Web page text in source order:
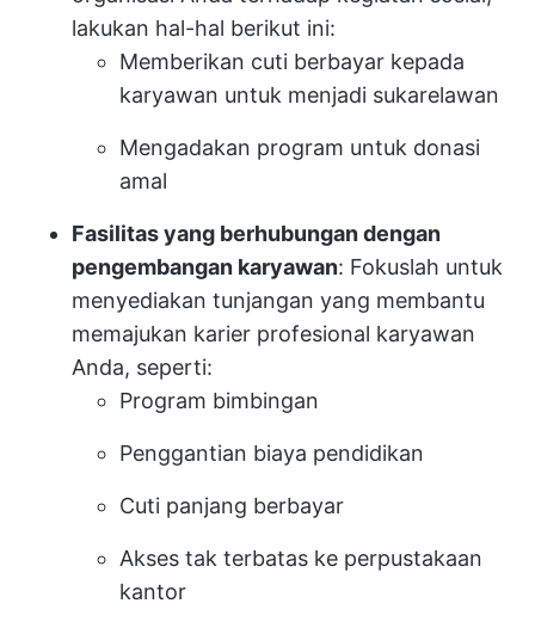
lakukan hal-hal berikut ini:
Memberikan cuti berbayar kepada
karyawan untuk menjadi sukarelawan
Mengadakan program untuk donasi
amal
Fasilitas yang berhubungan dengan
pengembangan karyawan: Fokuslah untuk
menyediakan tunjangan yang membantu
memajukan karier profesional karyawan
Anda, seperti:
Program bimbingan
Penggantian biaya pendidikan
Cuti panjang berbayar
Akses tak terbatas ke perpustakaan
kantor